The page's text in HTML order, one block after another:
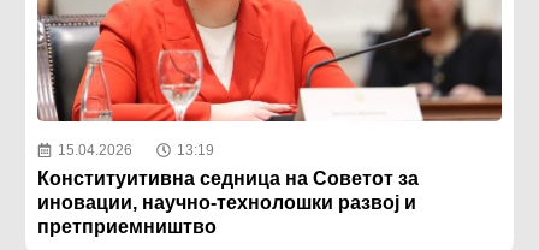
15.04.2026 13:19
Конституитивна седница на Советот за
иновации, научно-технолошки развој и
претприемништво